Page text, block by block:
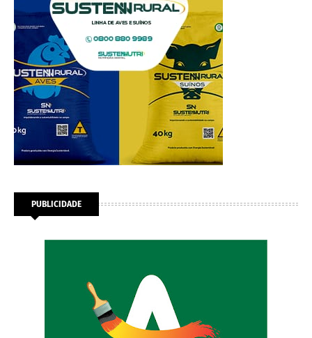
PUBLICIDADE